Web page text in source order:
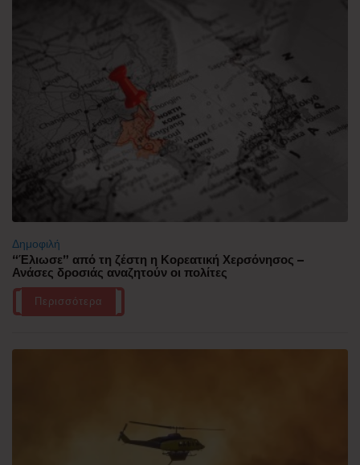
Δημοφιλή
“Έλιωσε” από τη ζέστη η Κορεατική Χερσόνησος –
Ανάσες δροσιάς αναζητούν οι πολίτες
Περισσότερα